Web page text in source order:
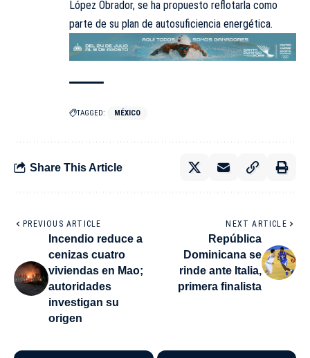
López Obrador, se ha propuesto reflotarla como
parte de su plan de autosuficiencia energética.
TAGGED: MÉXICO
Share This Article
PREVIOUS ARTICLE
Incendio reduce a
cenizas cuatro
viviendas en Mao;
autoridades
investigan su
origen
NEXT ARTICLE
República
Dominicana se
rinde ante Italia,
primera finalista